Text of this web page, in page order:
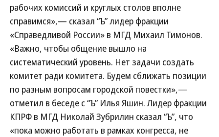
рабочих комиссий и круглых столов вполне
справимся»,— сказал “Ъ” лидер фракции
«Справедливой России» в МГД Михаил Тимонов.
«Важно, чтобы общение вышло на
систематический уровень. Нет задачи создать
комитет ради комитета. Будем сближать позиции
по разным вопросам городской повестки»,—
отметил в беседе с “Ъ” Илья Яшин. Лидер фракции
КПРФ в МГД Николай Зубрилин сказал “Ъ”, что
«пока можно работать в рамках конгресса, не